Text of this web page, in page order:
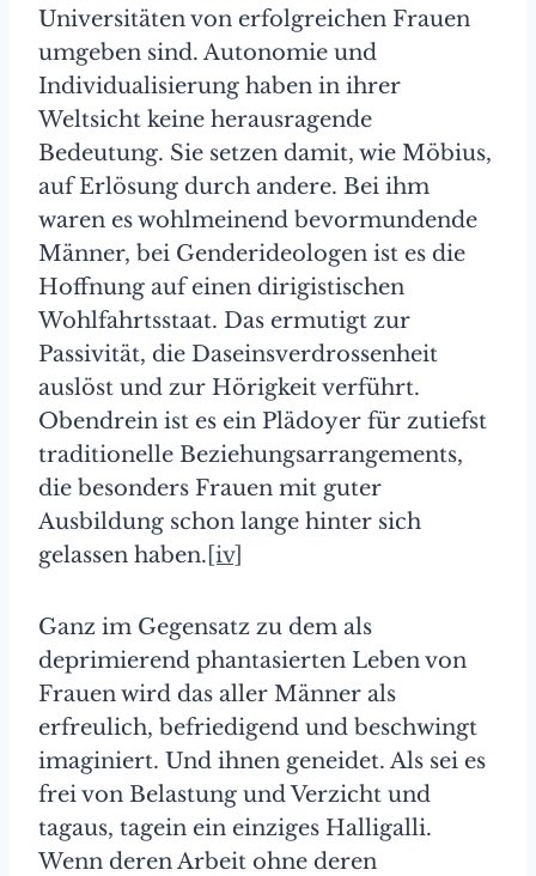
Universitäten von erfolgreichen Frauen
umgeben sind. Autonomie und
Individualisierung haben in ihrer
Weltsicht keine herausragende
Bedeutung. Sie setzen damit, wie Möbius,
auf Erlösung durch andere. Bei ihm
waren es wohlmeinend bevormundende
Männer, bei Genderideologen ist es die
Hoffnung auf einen dirigistischen
Wohlfahrtsstaat. Das ermutigt zur
Passivität, die Daseinsverdrossenheit
auslöst und zur Hörigkeit verführt.
Obendrein ist es ein Plädoyer für zutiefst
traditionelle Beziehungsarrangements,
die besonders Frauen mit guter
Ausbildung schon lange hinter sich
gelassen haben. [iv]
Ganz im Gegensatz zu dem als
deprimierend phantasierten Leben von
Frauen wird das aller Männer als
erfreulich, befriedigend und beschwingt
imaginiert. Und ihnen geneidet. Als sei es
frei von Belastung und Verzicht und
tagaus, tagein ein einziges Halligalli.
Wenn deren Arbeit ohne deren